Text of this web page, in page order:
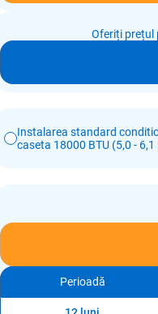
Oferiți prețul
Instalarea standard
caseta 18000 BTU (5,0 - 6,1
Perioadă